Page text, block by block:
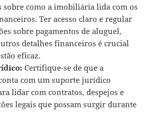
sobre como a imobiliária lida com os
Ter acesso claro e regular
sobre pagamentos de aluguel,
detalhes financeiros é crucial
eficaz.
Certifique-se de que a
com um suporte jurídico
lidar com contratos, despejos e
legais que possam surgir durante